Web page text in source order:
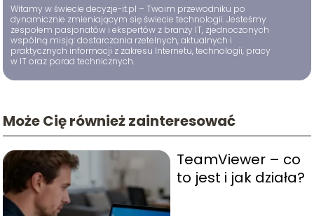
Witamy w świecie decyzje-it.pl – Twoim przewodniku po
dynamicznie zmieniającym się świecie technologii. Jesteśmy
zespołem pasjonatów i ekspertów z branży IT, zjednoczonych
wspólną misją: dostarczania rzetelnych, aktualnych i
praktycznych informacji z zakresu Internetu, technologii, pracy
w IT oraz porad technicznych.
Może Cię również zainteresować
TeamViewer – co
to jest i jak działa?